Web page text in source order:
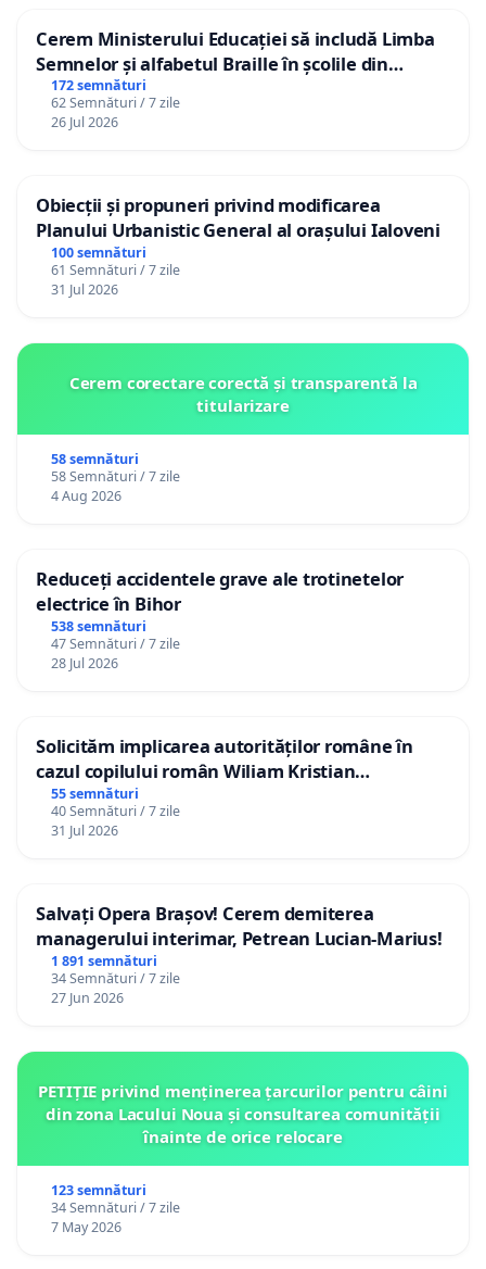
Cerem Ministerului Educației să includă Limba
Semnelor și alfabetul Braille în școlile din
Republica Moldova!
172 semnături
62 Semnături / 7 zile
26 Jul 2026
Obiecții și propuneri privind modificarea
Planului Urbanistic General al orașului Ialoveni
100 semnături
61 Semnături / 7 zile
31 Jul 2026
Cerem corectare corectă și transparentă la
titularizare
58 semnături
58 Semnături / 7 zile
4 Aug 2026
Reduceți accidentele grave ale trotinetelor
electrice în Bihor
538 semnături
47 Semnături / 7 zile
28 Jul 2026
Solicităm implicarea autorităților române în
cazul copilului român Wiliam Kristian
Gheorghe, aflat în plasament în Danemarca de
12 ani
55 semnături
40 Semnături / 7 zile
31 Jul 2026
Salvați Opera Brașov! Cerem demiterea
managerului interimar, Petrean Lucian-Marius!
1 891 semnături
34 Semnături / 7 zile
27 Jun 2026
PETIȚIE privind menținerea țarcurilor pentru câini
din zona Lacului Noua și consultarea comunității
înainte de orice relocare
123 semnături
34 Semnături / 7 zile
7 May 2026